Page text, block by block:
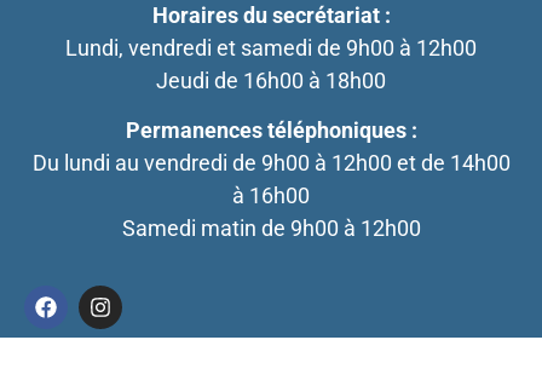
Horaires du secrétariat :
Lundi, vendredi et samedi de 9h00 à 12h00
Jeudi de 16h00 à 18h00
Permanences téléphoniques :
Du lundi au vendredi de 9h00 à 12h00 et de 14h00
à 16h00
Samedi matin de 9h00 à 12h00